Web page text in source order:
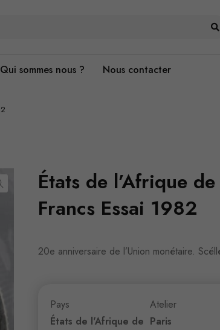
Qui sommes nous ? Nous contacter
États de l’Afrique
Francs Essai 1982
20e anniversaire de l’Union monétaire.
Pays
États de l'Afrique de
Atelier
Paris